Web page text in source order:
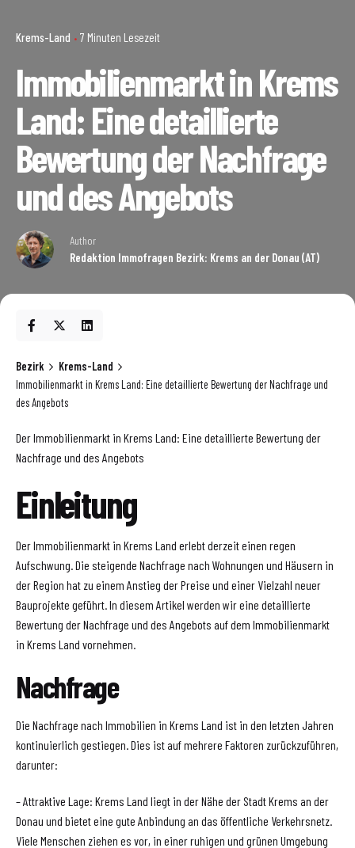
Krems-Land 7 Minuten Lesezeit
Immobilienmarkt in Krems
Land: Eine detaillierte
Bewertung der Nachfrage
und des Angebots
Author
Redaktion Immofragen Bezirk: Krems an der Donau (AT)
Bezirk
Krems-Land
Immobilienmarkt in Krems Land: Eine detaillierte Bewertung der Nachfrage und
des Angebots
Der Immobilienmarkt in Krems Land: Eine detaillierte Bewertung der
Nachfrage und des Angebots
Einleitung
Der Immobilienmarkt in Krems Land erlebt derzeit einen regen
Aufschwung. Die steigende Nachfrage nach Wohnungen und Häusern in
der Region hat zu einem Anstieg der Preise und einer Vielzahl neuer
Bauprojekte geführt. In diesem Artikel werden wir eine detaillierte
Bewertung der Nachfrage und des Angebots auf dem Immobilienmarkt
in Krems Land vornehmen.
Nachfrage
Die Nachfrage nach Immobilien in Krems Land ist in den letzten Jahren
kontinuierlich gestiegen. Dies ist auf mehrere Faktoren zurückzuführen,
darunter:
– Attraktive Lage: Krems Land liegt in der Nähe der Stadt Krems an der
Donau und bietet eine gute Anbindung an das öffentliche Verkehrsnetz.
Viele Menschen ziehen es vor, in einer ruhigen und grünen Umgebung